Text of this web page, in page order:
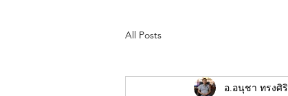
All Posts
อ.อนุชา ทรงศิริ